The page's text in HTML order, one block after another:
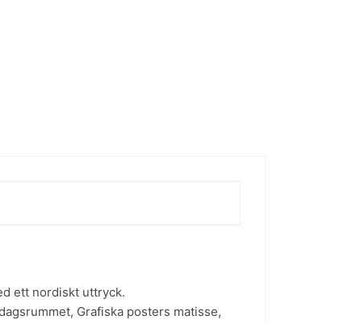
ett nordiskt uttryck.
, Grafiska posters matisse,